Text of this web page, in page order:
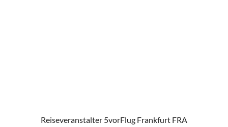
Reiseveranstalter 5vorFlug Frankfurt FRA